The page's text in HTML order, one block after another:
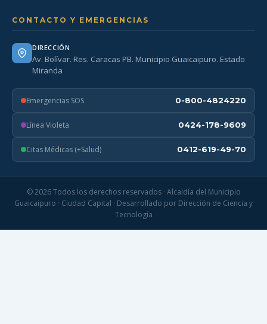
CONTACTO Y EMERGENCIAS
DIRECCIÓN
Av. Bolívar. Res. Caracas PB. Municipio Guaicaipuro. Estado
Miranda
Emergencias SOS 0-800-4824220
Línea Violeta 0424-178-9609
Citas Médicas (+Salud) 0412-619-49-70
© 2026 Todos los derechos reservados · Alcaldía del Municipio
Guaicaipuro · Ciudad Capital · Desarrollado por Dirección de Ciencia y
Tecnología